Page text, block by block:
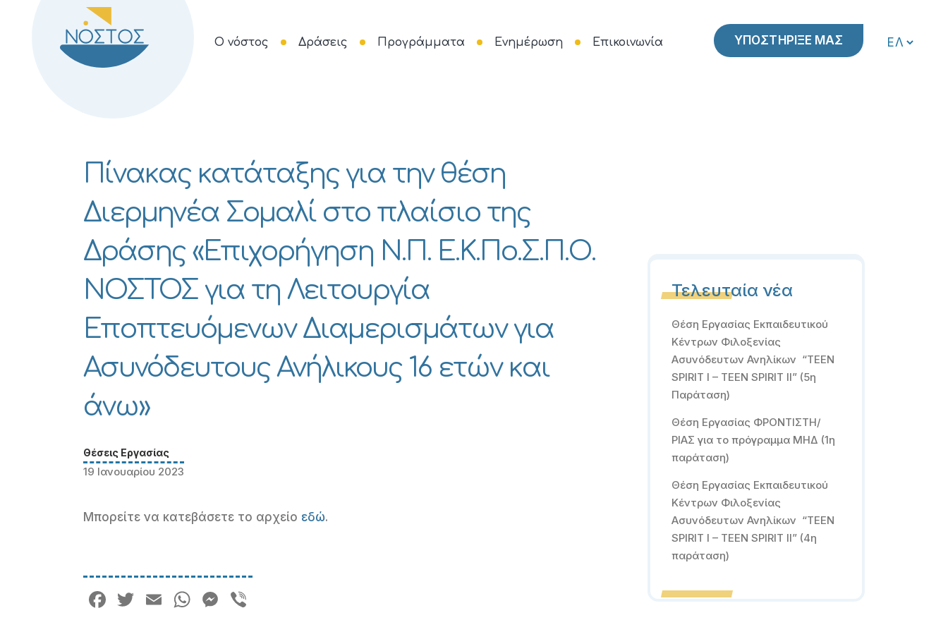
ΥΠΟΣΤΗΡΙΞΕ ΜΑΣ
Ο νόστος Δράσεις Προγράμματα Ενημέρωση Επικοινωνία
Πίνακας κατάταξης για την θέση
Διερμηνέα Σομαλί στο πλαίσιο της
Δράσης «Επιχορήγηση Ν.Π. Ε.Κ.Πο.Σ.Π.Ο.
ΝΟΣΤΟΣ για τη Λειτουργία
Εποπτευόμενων Διαμερισμάτων για
Ασυνόδευτους Ανήλικους 16 ετών και
άνω»
Θέσεις Εργασίας
19 Ιανουαρίου 2023
Μπορείτε να κατεβάσετε το αρχείο εδώ.
Facebook
Twitter
EmailWhatsApp
Messenger
Τελευταία νέα
Θέση Εργασίας Εκπαιδευτικού
Κέντρων Φιλοξενίας
Ασυνόδευτων Ανηλίκων “TEEN
SPIRIT I – TEEN SPIRIT II” (5η
Παράταση)
Θέση Εργασίας ΦΡΟΝΤΙΣΤΗ/
ΡΙΑΣ για το πρόγραμμα ΜΗΔ (1η
παράταση)
Θέση Εργασίας Εκπαιδευτικού
Κέντρων Φιλοξενίας
Ασυνόδευτων Ανηλίκων “TEEN
SPIRIT I – TEEN SPIRIT II” (4η
παράταση)